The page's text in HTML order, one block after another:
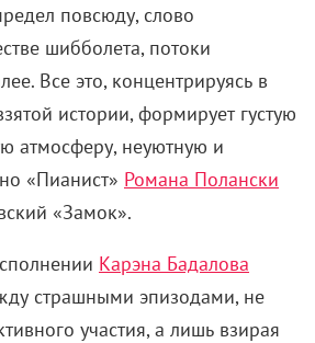
повсюду, слово
шибболета, потоки
Все это, концентрируясь в
истории, формирует густую
атмосферу, неуютную и
«Пианист» Романа Полански
«Замок».
Карэна Бадалова
страшными эпизодами, не
участия, а лишь взирая